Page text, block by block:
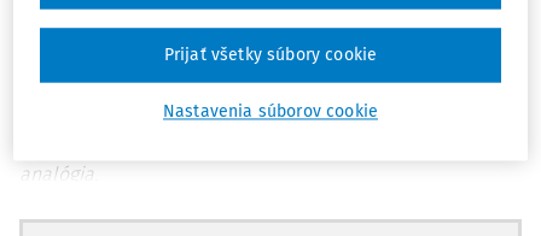
KRÁLOVIČ, L.: Vzdanie sa práva podať odpor proti
platobnému rozkazu; Justičná revue, 77, 2025, č. 3, s. 297 –
analógia.
Key words:payment order, opposition, waiver, analogy.
Nastavenia súborov cookie
Prijať všetky súbory cookie